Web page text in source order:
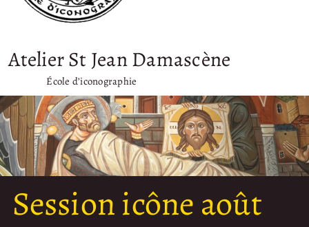
Atelier St Jean Damascène
École d’iconographie
Session icône août